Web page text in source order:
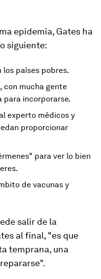
epidemia, Gates ha
siguiente:
los países pobres.
con mucha gente
para incorporarse.
experto médicos y
proporcionar
para ver lo bien
de vacunas y
salir de la
al final, "es que
temprana, una